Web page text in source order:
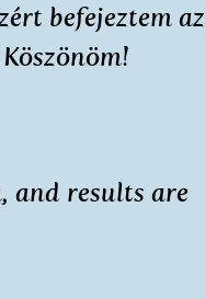
befejeztem az
and results are